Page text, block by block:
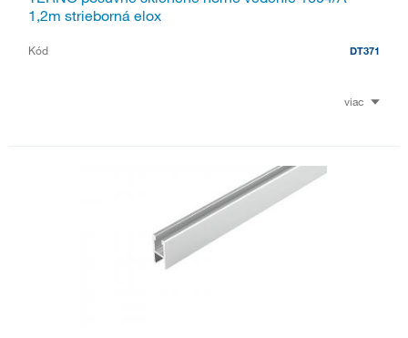
1,2m strieborná elox
Kód DT371
viac